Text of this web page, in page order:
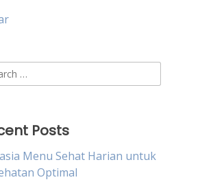
Posts
Menu Sehat Harian untuk
Optimal